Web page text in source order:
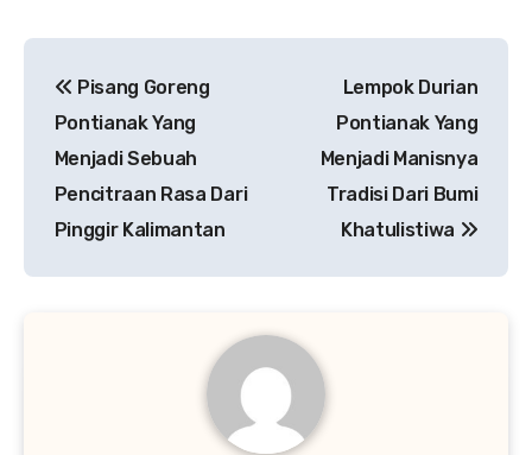
pos
Pisang Goreng
Pontianak Yang
Menjadi Sebuah
Pencitraan Rasa Dari
Pinggir Kalimantan
Lempok Durian
Pontianak Yang
Menjadi Manisnya
Tradisi Dari Bumi
Khatulistiwa